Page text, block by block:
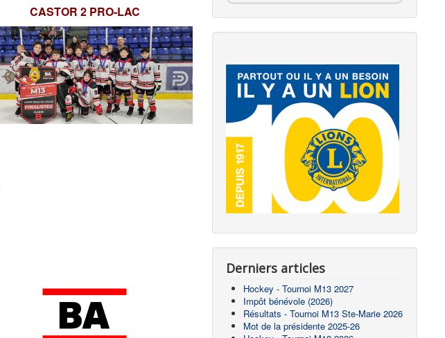
CASTOR 2 PRO-LAC
Derniers articles
Hockey - Tournoi M13 2027
Impôt bénévole (2026)
Résultats - Tournoi M13 Ste-Marie 2026
Mot de la présidente 2025-26